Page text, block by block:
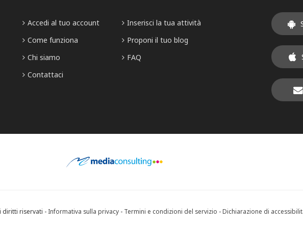
Accedi al tuo account
Come funziona
Chi siamo
Contattaci
Inserisci la tua attività
Proponi il tuo blog
FAQ
diritti riservati - Informativa sulla privacy - Termini e condizioni del servizio -Dichiarazione di